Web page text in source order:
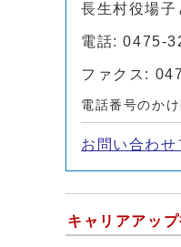
長生村役場
電話: 0475-
ファクス:
電話番号のか
お問い合わせ
キャリアアッ